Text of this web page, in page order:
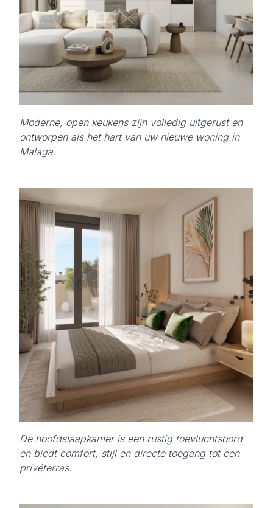
Moderne, open keukens zijn volledig uitgerust en
ontworpen als het hart van uw nieuwe woning in
Malaga.
De hoofdslaapkamer is een rustig toevluchtsoord
en biedt comfort, stijl en directe toegang tot een
privéterras.